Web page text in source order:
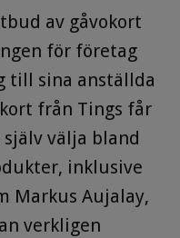
av gåvokort
för företag
till sina anställda
från Tings får
välja bland
inklusive
Markus Aujalay,
verkligen